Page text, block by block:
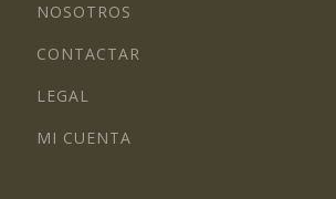
NOSOTROS
CONTACTAR
LEGAL
MI CUENTA